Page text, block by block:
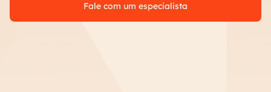
Fale com um especialista